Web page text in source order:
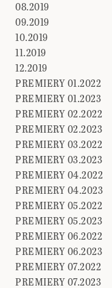
08.2019
09.2019
10.2019
11.2019
12.2019
PREMIERY 01.2022
PREMIERY 01.2023
PREMIERY 02.2022
PREMIERY 02.2023
PREMIERY 03.2022
PREMIERY 03.2023
PREMIERY 04.2022
PREMIERY 04.2023
PREMIERY 05.2022
PREMIERY 05.2023
PREMIERY 06.2022
PREMIERY 06.2023
PREMIERY 07.2022
PREMIERY 07.2023